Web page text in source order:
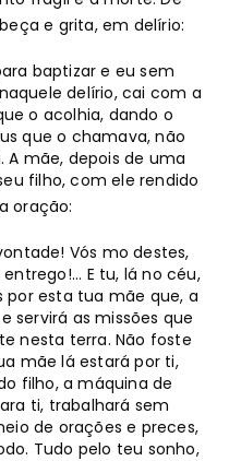
e grita, em delírio:
baptizar e eu sem
delírio, cai com a
o acolhia, dando o
que o chamava, não
A mãe, depois de uma
filho, com ele rendido
oração:
Vós mo destes,
E tu, lá no céu,
por esta tua mãe que, a
servirá as missões que
nesta terra. Não foste
mãe lá estará por ti,
filho, a máquina de
ti, trabalhará sem
de orações e preces,
Tudo pelo teu sonho,